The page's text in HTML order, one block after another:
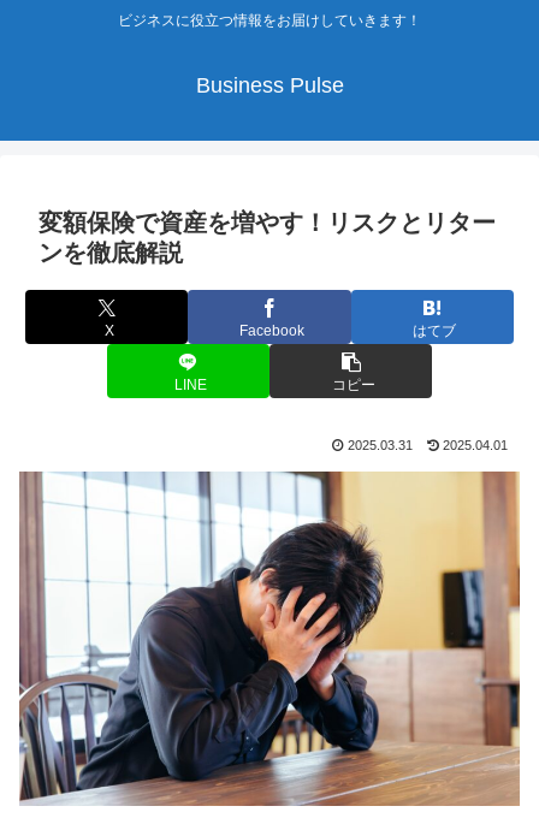
ビジネスに役立つ情報をお届けしていきます！
Business Pulse
変額保険で資産を増やす！リスクとリター
ンを徹底解説
X Facebook はてブ
LINE コピー
2025.03.31 2025.04.01